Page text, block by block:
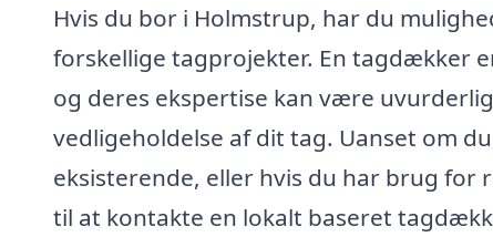
Hvis du bor i Holmstrup, har du
forskellige tagprojekter. En tagdækker
og deres ekspertise kan være
vedligeholdelse af dit tag. Uanset om
eksisterende, eller hvis du har brug
til at kontakte en lokalt baseret